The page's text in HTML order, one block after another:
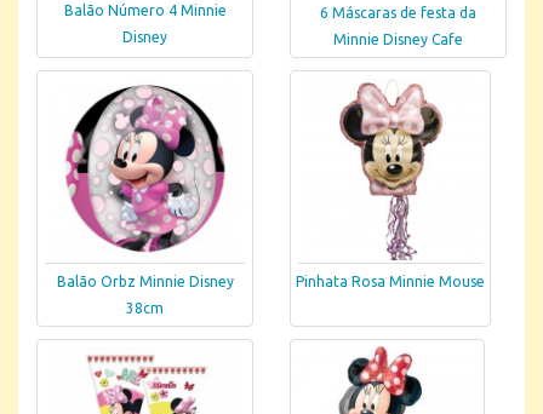
Balão Número 4 Minnie
Disney
6 Máscaras de festa da
Minnie Disney Cafe
Balão Orbz Minnie Disney
38cm
Pinhata Rosa Minnie Mouse